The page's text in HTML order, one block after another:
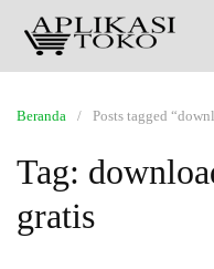
Beranda Posts tagged
Tag:
gratis